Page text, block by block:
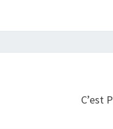
C’est